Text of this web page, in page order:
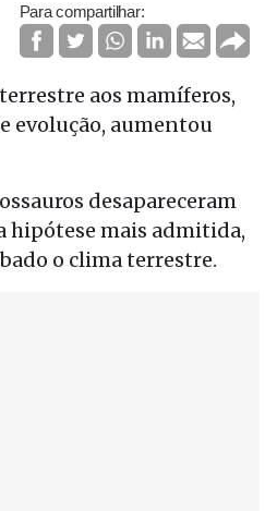
Para compartilhar:
aos mamíferos,
evolução, aumentou
desapareceram
hipótese mais admitida,
o clima terrestre.